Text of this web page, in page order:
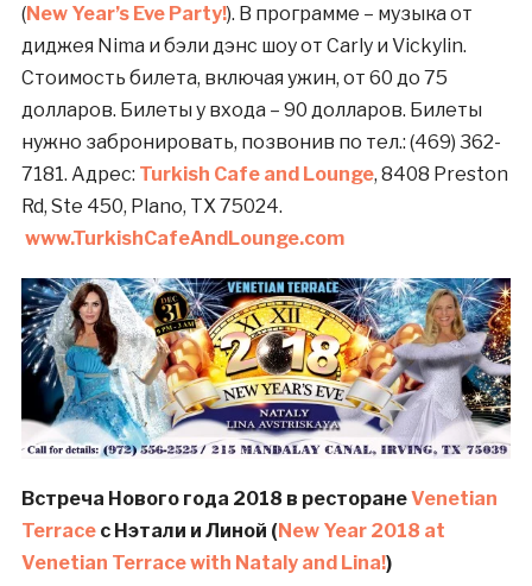
(New Year’s Eve Party!). В программе – музыка от
диджея Nima и бэли дэнс шоу от Carly и Vickylin.
Стоимость билета, включая ужин, от 60 до 75
долларов. Билеты у входа – 90 долларов. Билеты
нужно забронировать, позвонив по тел.: (469) 362-
7181. Адрес: Turkish Cafe and Lounge, 8408 Preston
Rd, Ste 450, Plano, TX 75024.
www.TurkishCafeAndLounge.com
Встреча Нового года 2018 в ресторанеVenetian
Terraceс Нэтали и Линой (New Year 2018 at
Venetian Terrace with Nataly and Lina!)